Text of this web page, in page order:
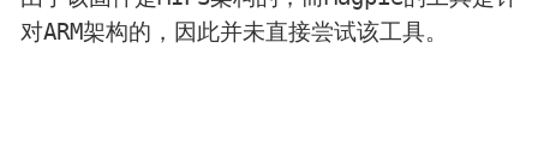
对ARM架构的，因此并未直接尝试该工具。